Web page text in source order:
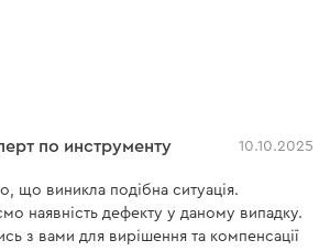
по инструменту 10.10.2025
що виникла подібна ситуація.
наявність дефекту у даному випадку.
з вами для вирішення та компенсації